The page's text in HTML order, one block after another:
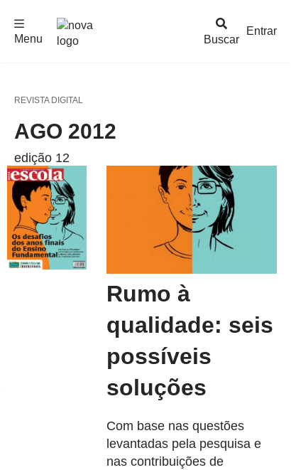
Buscar
Menu
Entrar
REVISTA DIGITAL
AGO 2012
edição 12
Rumo à
qualidade: seis
possíveis
soluções
Com base nas questões
levantadas pela pesquisa e
nas contribuições de